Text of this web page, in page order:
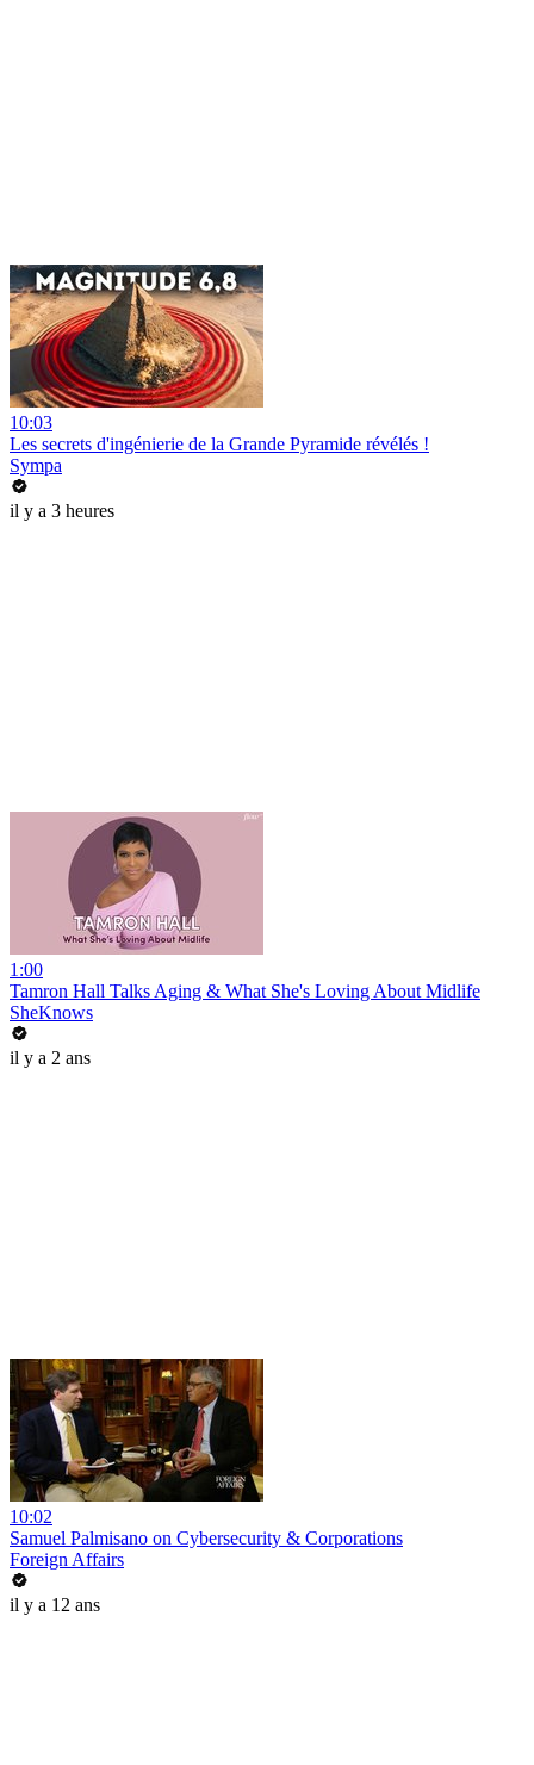
10:03
Les secrets d'ingénierie de la Grande Pyramide révélés !
Sympa
il y a 3 heures
1:00
Tamron Hall Talks Aging & What She's Loving About Midlife
SheKnows
il y a 2 ans
10:02
Samuel Palmisano on Cybersecurity & Corporations
Foreign Affairs
il y a 12 ans